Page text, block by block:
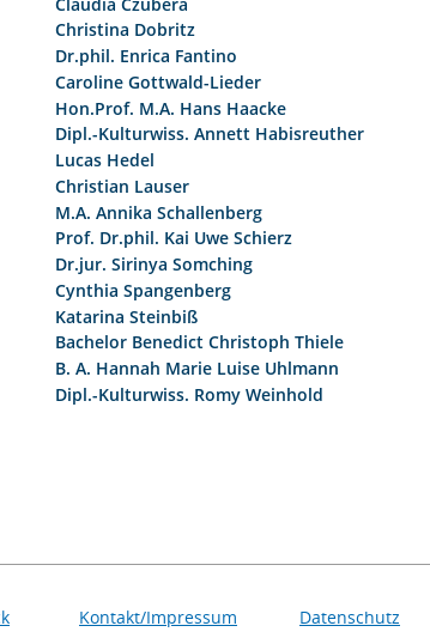
Christina Dobritz
Dr.phil. Enrica Fantino
Caroline Gottwald-Lieder
Hon.Prof. M.A. Hans Haacke
Dipl.-Kulturwiss. Annett Habisreuther
Lucas Hedel
Christian Lauser
M.A. Annika Schallenberg
Prof. Dr.phil. Kai Uwe Schierz
Dr.jur. Sirinya Somching
Cynthia Spangenberg
Katarina Steinbiß
Bachelor Benedict Christoph Thiele
B. A. Hannah Marie Luise Uhlmann
Dipl.-Kulturwiss. Romy Weinhold
Kontakt/Impressum Datenschutz